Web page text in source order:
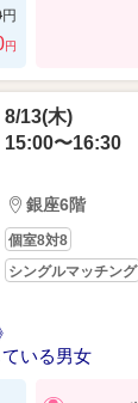
円
円
8/13(木)
15:00〜16:30
銀座6階
個室8対8
シングルマッチング
いる男女